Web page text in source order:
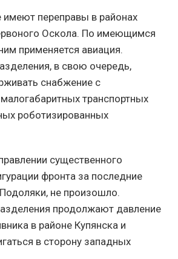
имеют переправы в районах
Оскола. По имеющимся
применяется авиация.
в свою очередь,
снабжение с
транспортных
роботизированных
существенного
фронта за последние
не произошло.
продолжают давление
в районе Купянска и
в сторону западных